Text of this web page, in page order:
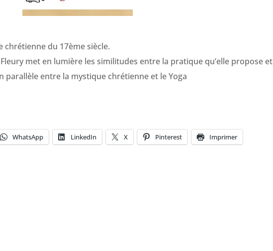
chrétienne du 17ème siècle.
met en lumière les similitudes entre la pratique qu’elle propose et
parallèle entre la mystique chrétienne et le Yoga
WhatsApp LinkedIn X Pinterest Imprimer